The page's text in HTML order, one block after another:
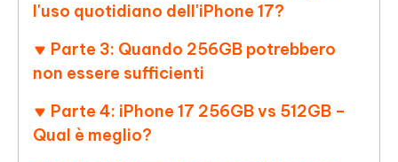
l'uso quotidiano dell'iPhone 17?
Parte 3: Quando 256GB potrebbero
non essere sufficienti
Parte 4: iPhone 17 256GB vs 512GB –
Qual è meglio?